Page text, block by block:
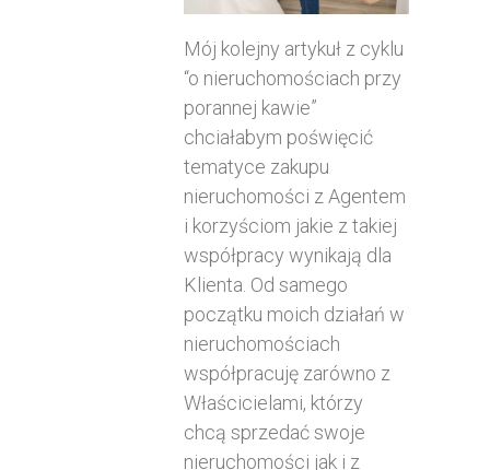
Mój kolejny artykuł z cyklu
“o nieruchomościach przy
porannej kawie”
chciałabym poświęcić
tematyce zakupu
nieruchomości z Agentem
i korzyściom jakie z takiej
współpracy wynikają dla
Klienta. Od samego
początku moich działań w
nieruchomościach
współpracuję zarówno z
Właścicielami, którzy
chcą sprzedać swoje
nieruchomości jak i z